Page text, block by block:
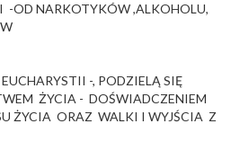
-OD NARKOTYKÓW ,ALKOHOLU,
-, PODZIELĄ SIĘ
ŻYCIA - DOŚWIADCZENIEM
ŻYCIA ORAZ WALKI I WYJŚCIA Z